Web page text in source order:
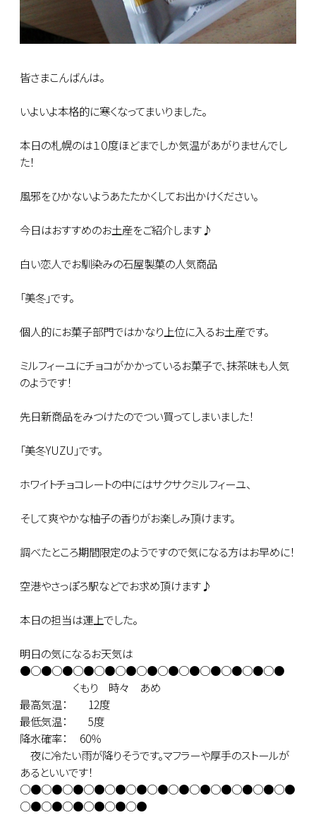
皆さまこんばんは。
いよいよ本格的に寒くなってまいりました。
本日の札幌のは１０度ほどまでしか気温があがりませんでし
た！
風邪をひかないようあたたかくしてお出かけください。
今日はおすすめのお土産をご紹介します♪
白い恋人でお馴染みの石屋製菓の人気商品
「美冬」です。
個人的にお菓子部門ではかなり上位に入るお土産です。
ミルフィーユにチョコがかかっているお菓子で、抹茶味も人気
のようです！
先日新商品をみつけたのでつい買ってしまいました！
「美冬YUZU」です。
ホワイトチョコレートの中にはサクサクミルフィーユ、
そして爽やかな柚子の香りがお楽しみ頂けます。
調べたところ期間限定のようですので気になる方はお早めに！
空港やさっぽろ駅などでお求め頂けます♪
本日の担当は運上でした。
明日の気になるお天気は
●○●○●○●○●○●○●○●○●○●○●○●○●
くもり 時々 あめ
最高気温： 12度
最低気温： 5度
降水確率： 60％
夜に冷たい雨が降りそうです。マフラーや厚手のストールが
あるといいです！
○●○●○●○●○●○●○●○●○●○●○●○●○●
○●○●○●○●○●○●